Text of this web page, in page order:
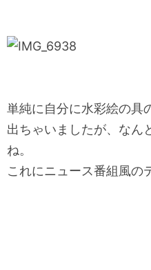
単純に自分に水彩絵の具
出ちゃいましたが、 なん
ね。
これにニュース番組風の